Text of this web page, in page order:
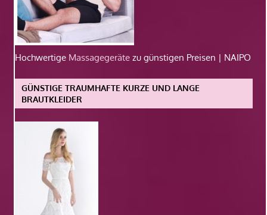
Hochwertige Massagegeräte zu günstigen Preisen | NAIPO
GÜNSTIGE TRAUMHAFTE KURZE UND LANGE
BRAUTKLEIDER